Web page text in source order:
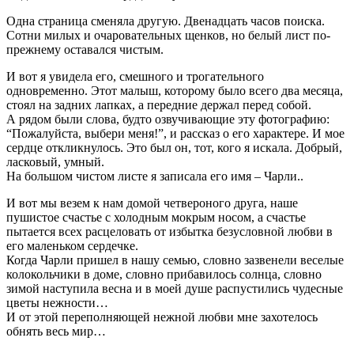
Одна страница сменяла другую. Двенадцать часов поиска.
Сотни милых и очаровательных щенков, но белый лист по-
прежнему оставался чистым.
И вот я увидела его, cмешного и трогательного
одновременно. Этот малыш, которому было всего два месяца,
стоял на задних лапках, а передние держал перед собой.
А рядом были слова, будто озвучивающие эту фотографию:
“Пожалуйста, выбери меня!”, и рассказ о его характере. И мое
сердце откликнулось. Это был он, тот, кого я искала. Добрый,
ласковый, умный.
На большом чистом листе я записала его имя – Чарли..
И вот мы везем к нам домой четвероного друга, наше
пушистое счастье с холодным мокрым носом, а счастье
пытается всех расцеловать от избытка безусловной любви в
его маленьком сердечке.
Когда Чарли пришел в нашу семью, словно зазвенели веселые
колокольчики в доме, словно прибавилось солнца, словно
зимой наступила весна и в моей душе распустились чудесные
цветы нежности…
И от этой переполняющей нежной любви мне захотелось
обнять весь мир…